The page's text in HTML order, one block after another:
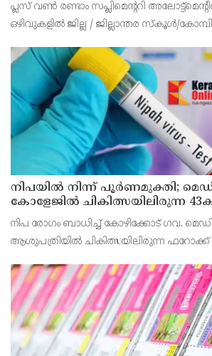
പ്ലസ് വൺ രണ്ടാം സപ്ലിമെന്ററി
ഒഴിവുകളിൽ ജില്ല / ജില്ലാന്തര സ്‌കൂൾ/
വൈകിട്ട് 4 മണി വരെ നൽകിയിരുന്നു
നിപയിൽ നിന്ന് പൂർണമുക്തി;
കോളേജിൽ ചികിത്സയിലിരുന്ന
മടങ്ങി
നിപ രോഗം ബാധിച്ച് കോഴിക്കോട് ഗവ.
ആശുപത്രിയിൽ ചികിത്സയിലിരുന്ന ഫറോക്ക്